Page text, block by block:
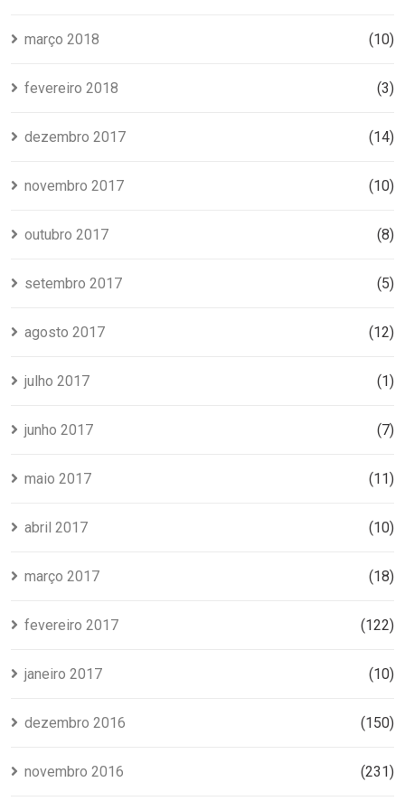
março 2018 (10)
fevereiro 2018 (3)
dezembro 2017 (14)
novembro 2017 (10)
outubro 2017 (8)
setembro 2017 (5)
agosto 2017 (12)
julho 2017 (1)
junho 2017 (7)
maio 2017 (11)
abril 2017 (10)
março 2017 (18)
fevereiro 2017 (122)
janeiro 2017 (10)
dezembro 2016 (150)
novembro 2016 (231)